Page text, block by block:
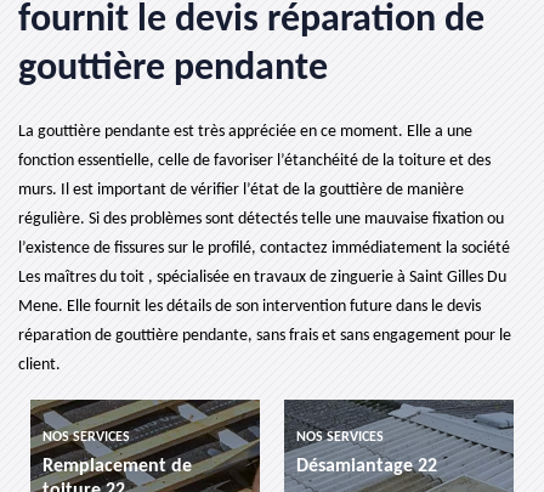
fournit le devis réparation de
gouttière pendante
La gouttière pendante est très appréciée en ce moment. Elle a une
fonction essentielle, celle de favoriser l’étanchéité de la toiture et des
murs. Il est important de vérifier l’état de la gouttière de manière
régulière. Si des problèmes sont détectés telle une mauvaise fixation ou
l’existence de fissures sur le profilé, contactez immédiatement la société
Les maîtres du toit , spécialisée en travaux de zinguerie à Saint Gilles Du
Mene. Elle fournit les détails de son intervention future dans le devis
réparation de gouttière pendante, sans frais et sans engagement pour le
client.
de
NOS SERVICES
Désamiantage 22
NOS SERVICES
etancheite de